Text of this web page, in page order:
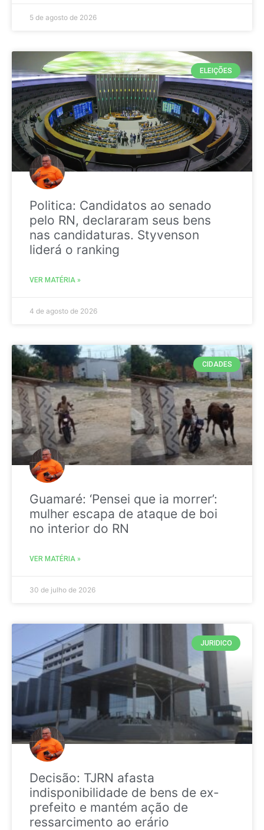
5 de agosto de 2026
ELEIÇÕES
Politica: Candidatos ao senado
pelo RN, declararam seus bens
nas candidaturas. Styvenson
liderá o ranking
VER MATÉRIA »
4 de agosto de 2026
CIDADES
Guamaré: ‘Pensei que ia morrer’:
mulher escapa de ataque de boi
no interior do RN
VER MATÉRIA »
30 de julho de 2026
JURIDICO
Decisão: TJRN afasta
indisponibilidade de bens de ex-
prefeito e mantém ação de
ressarcimento ao erário